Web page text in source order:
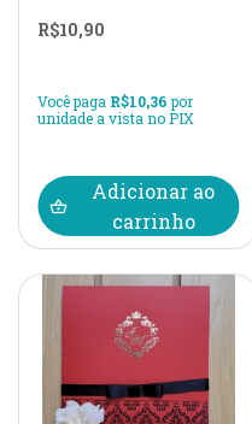
R$10,90
Você paga R$10,36 por
unidade a vista no PIX
Adicionar ao
carrinho